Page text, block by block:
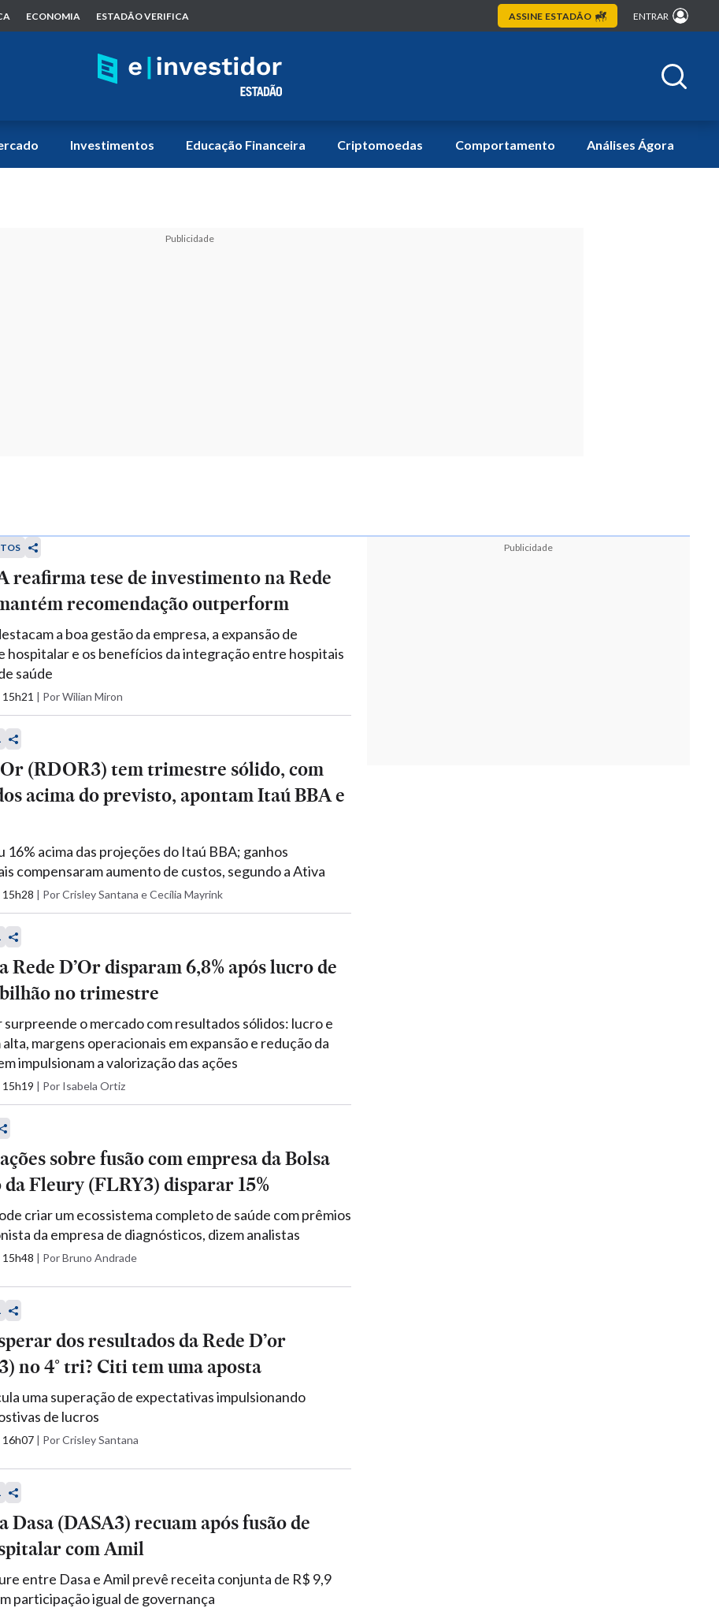
ECONOMIA ESTADÃO VERIFICA ASSINE ESTADÃO ENTRAR
Investimentos Educação Financeira Criptomoedas Comportamento Análises Ágora
Publicidade
reafirma tese de investimento na Rede
recomendação outperform
a boa gestão da empresa, a expansão de
hospitalar e os benefícios da integração entre hospitais
saúde
| Por Wilian Miron
(RDOR3) tem trimestre sólido, com
acima do previsto, apontam Itaú BBA e
16% acima das projeções do Itaú BBA; ganhos
compensaram aumento de custos, segundo a Ativa
| Por Crisley Santana e Cecília Mayrink
Rede D’Or disparam 6,8% após lucro de
no trimestre
surpreende o mercado com resultados sólidos: lucro e
margens operacionais em expansão e redução da
impulsionam a valorização das ações
| Por Isabela Ortiz
sobre fusão com empresa da Bolsa
da Fleury (FLRY3) disparar 15%
criar um ecossistema completo de saúde com prêmios
da empresa de diagnósticos, dizem analistas
| Por Bruno Andrade
dos resultados da Rede D’or
no 4° tri? Citi tem uma aposta
uma superação de expectativas impulsionando
de lucros
| Por Crisley Santana
Dasa (DASA3) recuam após fusão de
com Amil
entre Dasa e Amil prevê receita conjunta de R$ 9,9
participação igual de governança
Publicidade